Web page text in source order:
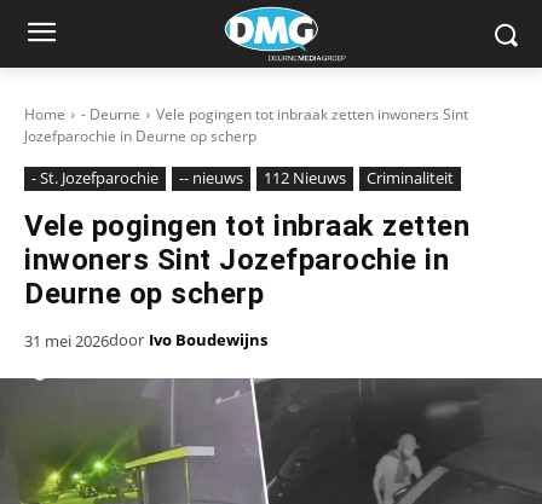
Home - Deurne
Vele pogingen tot inbraak zetten inwoners Sint
Jozefparochie in Deurne op scherp
- St. Jozefparochie -- nieuws 112 Nieuws Criminaliteit
Vele pogingen tot inbraak zetten
inwoners Sint Jozefparochie in
Deurne op scherp
31 mei 2026door Ivo Boudewijns